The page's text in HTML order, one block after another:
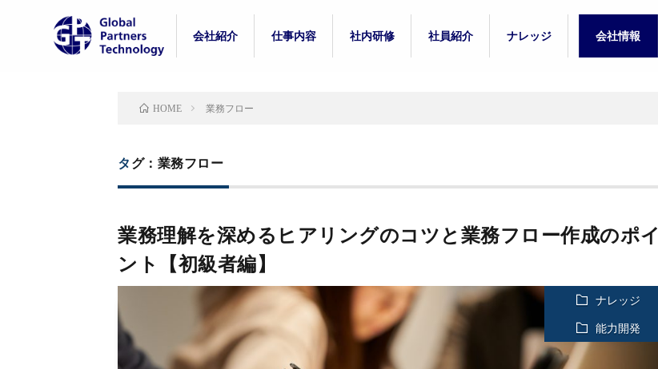
会社紹介 仕事内容 社内研修 社員紹介 ナレッジ 会社情報
HOME 業務フロー
タグ：業務フロー
業務理解を深めるヒアリングのコツと業務フロー作成のポイ
ント【初級者編】
ナレッジ
能力開発